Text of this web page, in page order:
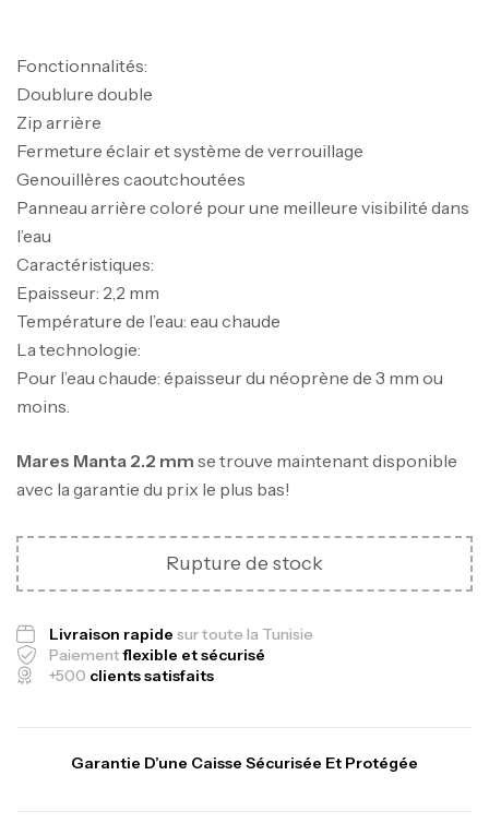
Fonctionnalités:
Doublure double
Zip arrière
Fermeture éclair et système de verrouillage
Genouillères caoutchoutées
Panneau arrière coloré pour une meilleure visibilité dans
l’eau
Caractéristiques:
Epaisseur: 2,2 mm
Température de l’eau: eau chaude
La technologie:
Pour l’eau chaude: épaisseur du néoprène de 3 mm ou
moins.
Mares Manta 2.2 mm se trouve maintenant disponible
avec la garantie du prix le plus bas!
Rupture de stock
Livraison rapide sur toute la Tunisie
Paiementflexible et sécurisé
+500 clients satisfaits
Garantie D’une Caisse Sécurisée Et Protégée
Canne Jigging Sunset Massive Attack
1.83m 120/250gr 30kg
د.ت379,000
د.ت340,000
Bagagerie,Surfcasting